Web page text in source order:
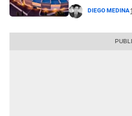
Diego Medina